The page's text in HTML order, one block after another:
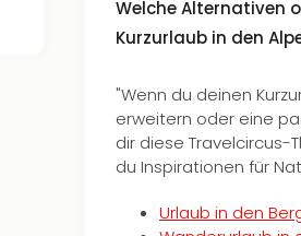
Welche Alternativen
Kurzurlaub in den
"Wenn du deinen
erweitern oder eine
dir diese Travelcircus-
du Inspirationen für
Urlaub in den